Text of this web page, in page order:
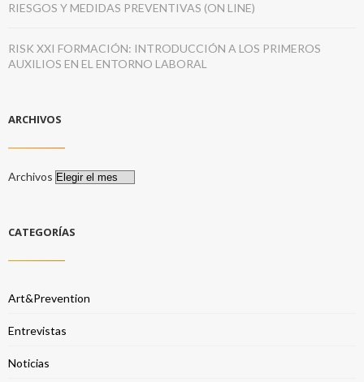
RIESGOS Y MEDIDAS PREVENTIVAS (ON LINE)
RISK XXI FORMACIÓN: INTRODUCCIÓN A LOS PRIMEROS
AUXILIOS EN EL ENTORNO LABORAL
ARCHIVOS
Archivos
CATEGORÍAS
Art&Prevention
Entrevistas
Noticias